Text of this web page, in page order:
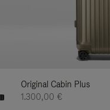
Original Cabin Plus
1.300,00 €